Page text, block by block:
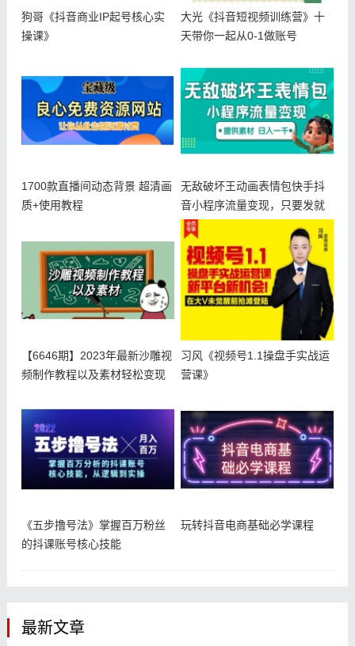
狗哥《抖音商业IP起号核心实
操课》
大光《抖音短视频训练营》十
天带你一起从0-1做账号
1700款直播间动态背景 超清画
质+使用教程
无敌破坏王动画表情包快手抖
音小程序流量变现，只要发就
能上热门
【6646期】2023年最新沙雕视
频制作教程以及素材轻松变现
习风《视频号1.1操盘手实战运
营课》
《五步撸号法》掌握百万粉丝
的抖课账号核心技能
玩转抖音电商基础必学课程
最新文章